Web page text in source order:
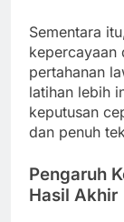
Sementara
kepercayaan
pertahanan
latihan lebih
keputusan
dan penuh
Pengaruh
Hasil Akhir